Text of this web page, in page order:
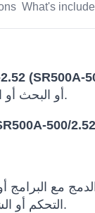
What's
(SR500A-
أو البحث أو العروض أو النشر التجاري.
500/2.52
مع
التحكم أو الشحن أو إجراءات السلامة.